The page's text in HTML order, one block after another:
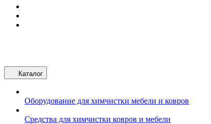
Каталог
Оборудование для химчистки мебели и ковров
Средства для химчистки ковров и мебели